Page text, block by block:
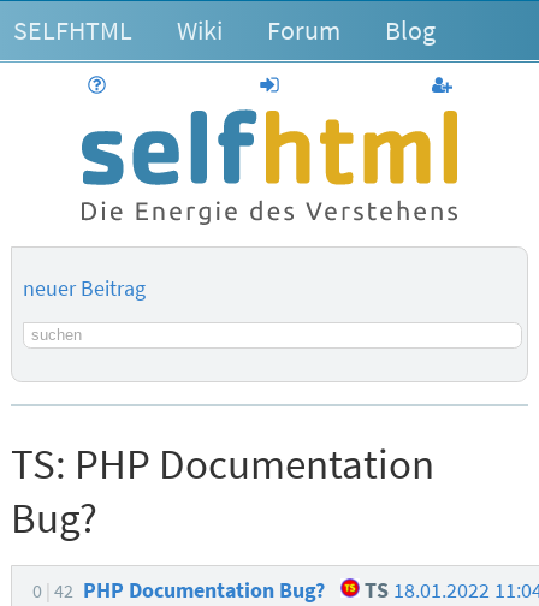
SELFHTML Wiki Forum Blog
anmelden
neuer Beitrag
Suchbegriff
TS: PHP Documentation
Bug?
0 42 PHP Documentation Bug? TS 18.01.2022